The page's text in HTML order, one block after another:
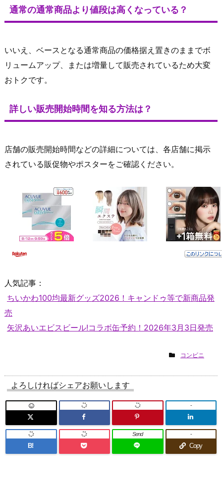
通常の通常商品より値段は高くなっている？
いいえ、ベースとなる通常商品の価格据え置きのままでボ
リュームアップ、または増量して販売されているため大変
おトクです。
詳しい販売開始時間を知る方法は？
店舗の販売開始時間などの詳細については、各店舗に掲示
されている販促物やポスターをご確認ください。
人気記事：
ちいかわ100均最新グッズ2026！キャンドゥ等で新商品発
売
矢沢あいエビスビール!コラボ缶予約！2026年3月3日発売
コンビニ
よろしければシェアお願いします
-
B!
Send
Copy
-